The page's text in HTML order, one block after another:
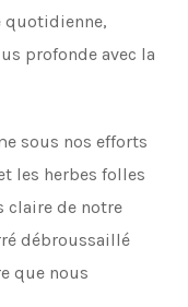
quotidienne,
profonde avec la
sous nos efforts
les herbes folles
claire de notre
débroussaillé
que nous